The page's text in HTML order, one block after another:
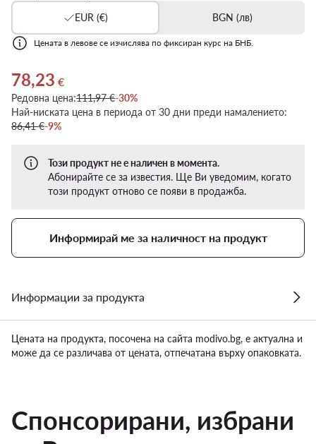
EUR (€) BGN (лв)
Цената в левове се изчислява по фиксиран курс на БНБ.
Актуална цена 78,23 €
78,23 €
Редовна цена:111,97 €-30%
Най-ниската цена в периода от 30 дни преди намалението:
86,41 €-9%
Този продукт не е наличен в момента.
Абонирайте се за известия. Ще Ви уведомим, когато
този продукт отново се появи в продажба.
Информирай ме за наличност на продукт
Информации за продукта
Цената на продукта, посочена на сайта modivo.bg, е актуална и
може да се различава от цената, отпечатана върху опаковката.
Спонсорирани, избрани